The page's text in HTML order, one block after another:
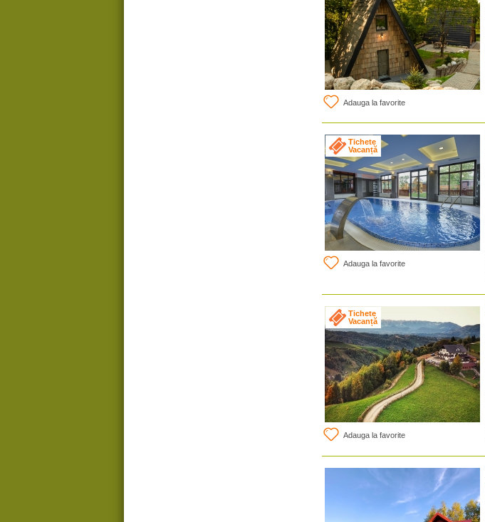
Adauga la favorite
Tichete
Vacanță
Adauga la favorite
Tichete
Vacanță
Adauga la favorite